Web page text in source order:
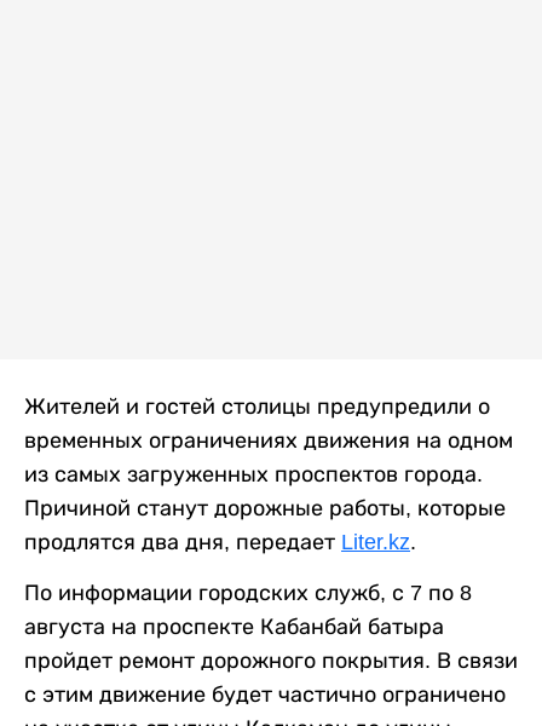
Жителей и гостей столицы предупредили о
временных ограничениях движения на одном
из самых загруженных проспектов города.
Причиной станут дорожные работы, которые
продлятся два дня, передает Liter.kz.
По информации городских служб, с 7 по 8
августа на проспекте Кабанбай батыра
пройдет ремонт дорожного покрытия. В связи
с этим движение будет частично ограничено